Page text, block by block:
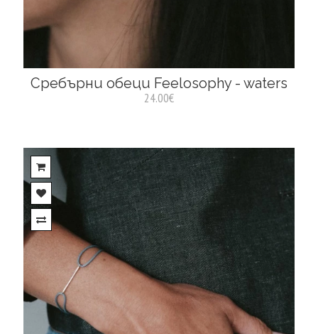
Сребърни обеци Feelosophy - waters
24.00€